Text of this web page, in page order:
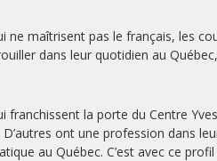
ne maîtrisent pas le français, les
dans leur quotidien au
franchissent la porte du Centre
ont une profession dans
au Québec. C’est avec ce